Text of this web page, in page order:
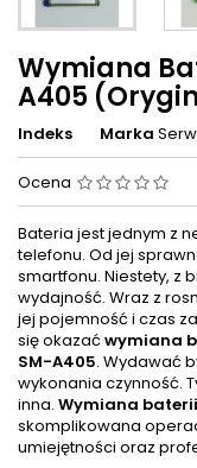
Wymiana
A405
Indeks Marka
Ocena
Bateria jest jednym z
telefonu. Od jej
smartfonu. Niestety, z
wydajność. Wraz z
jej pojemność i czas
się okazać wymiana
SM-A405. Wydawać
wykonania czynność.
inna. Wymiana baterii
skomplikowana
umiejętności oraz